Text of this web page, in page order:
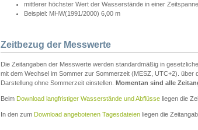
mittlerer höchster Wert der Wasserstände in einer Zeitspanne
Beispiel: MHW(1991/2000) 6,00 m
Zeitbezug der Messwerte
Die Zeitangaben der Messwerte werden standardmäßig in
mit dem Wechsel im Sommer zur Sommerzeit (MESZ, UTC+2). über
Darstellung ohne Sommerzeit einstellen. Momentan sind alle
Beim Download langfristiger Wasserstände und Abflüsse liegen die
In den zum Download angebotenen Tagesdateien liegen die